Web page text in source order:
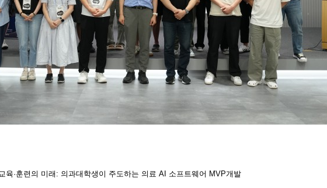
·훈련의 미래: 의과대학생이 주도하는 의료 AI 소프트웨어 MVP개발